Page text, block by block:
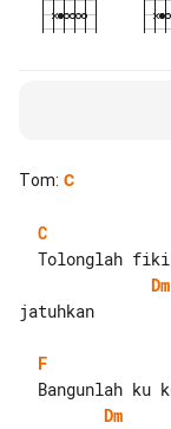
Tom: C
C
Dm
jatuhkan
F
Dm